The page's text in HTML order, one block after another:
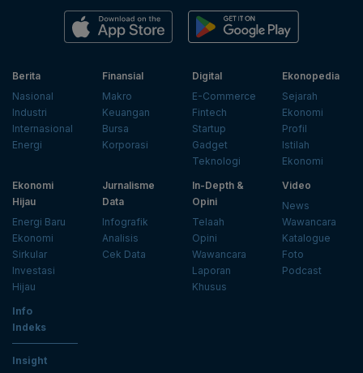
Berita
Nasional
Industri
Internasional
Energi
Finansial
Makro
Keuangan
Bursa
Korporasi
Digital
E-Commerce
Fintech
Startup
Gadget
Teknologi
Ekonopedia
Sejarah
Ekonomi
Profil
Istilah
Ekonomi
Ekonomi
Hijau
Energi Baru
Ekonomi
Sirkular
Investasi
Hijau
Jurnalisme
Data
Infografik
Analisis
Cek Data
In-Depth &
Opini
Telaah
Opini
Wawancara
Laporan
Khusus
Video
News
Wawancara
Katalogue
Foto
Podcast
Info
Indeks
Insight